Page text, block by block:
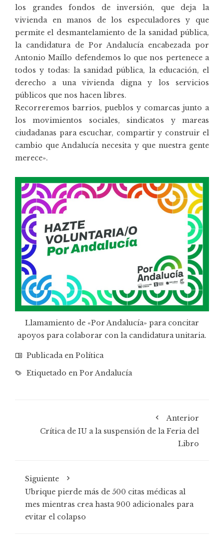
los grandes fondos de inversión, que deja la
vivienda en manos de los especuladores y que
permite el desmantelamiento de la sanidad pública,
la candidatura de Por Andalucía encabezada por
Antonio Maíllo defendemos lo que nos pertenece a
todos y todas: la sanidad pública, la educación, el
derecho a una vivienda digna y los servicios
públicos que nos hacen libres.
Recorreremos barrios, pueblos y comarcas junto a
los movimientos sociales, sindicatos y mareas
ciudadanas para escuchar, compartir y construir el
cambio que Andalucía necesita y que nuestra gente
merece».
Llamamiento de «Por Andalucía» para concitar
apoyos para colaborar con la candidatura unitaria.
Publicada en Política
Etiquetado en Por Andalucía
Anterior
Crítica de IU a la suspensión de la Feria del
Libro
Siguiente
Ubrique pierde más de 500 citas médicas al
mes mientras crea hasta 900 adicionales para
evitar el colapso